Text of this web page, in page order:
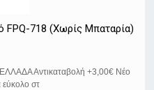
FPQ-718 (Χωρίς Μπαταρία)
Αντικαταβολή +3,00€ Νέο
εύκολο στ